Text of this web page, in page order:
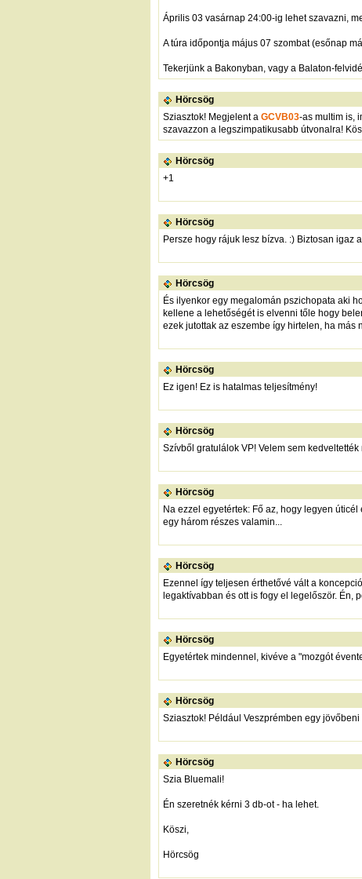
Április 03 vasárnap 24:00-ig lehet szavazni,
A túra időpontja május 07 szombat (esőnap
Tekerjünk a Bakonyban, vagy a Balaton-
Hörcsög
Sziasztok! Megjelent a GCVB03-as multim is,
szavazzon a legszimpatikusabb útvonalra!
Hörcsög
+1
Hörcsög
Persze hogy rájuk lesz bízva. :) Biztosan igaz
Hörcsög
És ilyenkor egy megalomán pszichopata aki
kellene a lehetőségét is elvenni tőle hogy
ezek jutottak az eszembe így hirtelen, ha más
Hörcsög
Ez igen! Ez is hatalmas teljesítmény!
Hörcsög
Szívből gratulálok VP! Velem sem
Hörcsög
Na ezzel egyetértek: Fő az, hogy legyen
egy három részes valamin...
Hörcsög
Ezennel így teljesen érthetővé vált a
legaktívabban és ott is fogy el legelőször. Én,
Hörcsög
Egyetértek mindennel, kivéve a "mozgót
Hörcsög
Sziasztok! Például Veszprémben egy
Hörcsög
Szia Bluemali!
Én szeretnék kérni 3 db-ot - ha lehet.
Köszi,
Hörcsög